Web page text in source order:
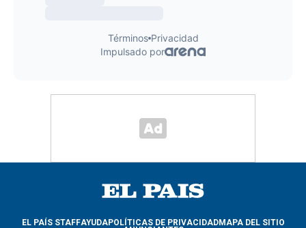
EL PAÍS STAFFAYUDAPOLÍTICAS DE PRIVACIDADMAPA DEL SITIO